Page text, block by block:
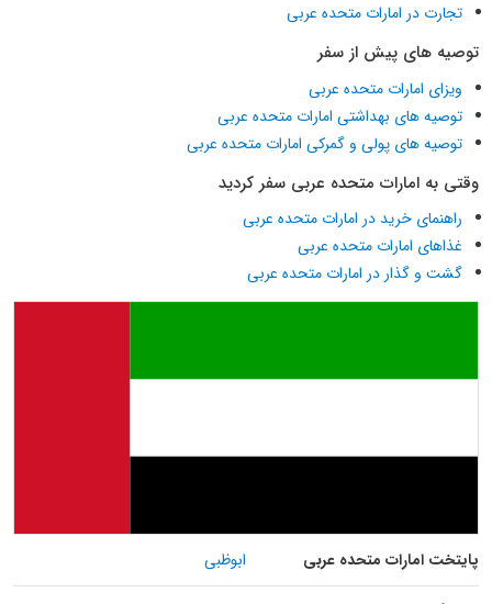
تجارت در امارات متحده عربی
توصیه های پیش از سفر
ویزای امارات متحده عربی
توصیه های بهداشتی امارات متحده عربی
توصیه های پولی و گمرکی امارات متحده عربی
وقتی به امارات متحده عربی سفر کردید
راهنمای خرید در امارات متحده عربی
غذاهای امارات متحده عربی
گشت و گذار در امارات متحده عربی
پایتخت امارات متحده عربی ابوظبی